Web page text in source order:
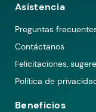
Asistencia
Preguntas
Contáctanos
Felicitaciones,
Política de
Beneficios